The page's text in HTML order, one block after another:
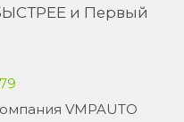
и Первый
VMPAUTO